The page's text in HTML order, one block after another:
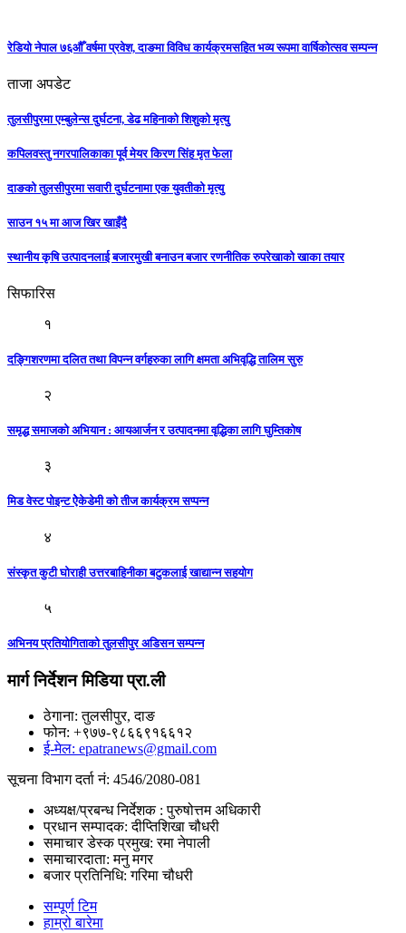
रेडियो नेपाल ७६औँ वर्षमा प्रवेश, दाङमा विविध कार्यक्रमसहित भव्य रूपमा वार्षिकोत्सव सम्पन्न
ताजा अपडेट
तुलसीपुरमा एम्बुलेन्स दुर्घटना, डेढ महिनाको शिशुको मृत्यु
कपिलवस्तु नगरपालिकाका पूर्व मेयर किरण सिंह मृत फेला
दाङको तुलसीपुरमा सवारी दुर्घटनामा एक युवतीको मृत्यु
साउन १५ मा आज खिर खाइँदै
स्थानीय कृषि उत्पादनलाई बजारमुखी बनाउन बजार रणनीतिक रुपरेखाको खाका तयार
सिफारिस
१
दङ्गिशरणमा दलित तथा विपन्न वर्गहरुका लागि क्षमता अभिवृद्धि तालिम सुरु
२
समृद्ध समाजकाे अभियान : आयआर्जन र उत्पादनमा वृद्धिका लागि घुम्तिकाेष
३
मिड वेस्ट पोइन्ट ऐेकेडेमी को तीज कार्यक्रम सप्पन्न
४
संस्कृत कुटी घोराही उत्तरबाहिनीका बटुकलाई खाद्यान्न सहयोग
५
अभिनय प्रतियोगिताको तुलसीपुर अडिसन सम्पन्न
मार्ग निर्देशन मिडिया प्रा.ली
ठेगाना: तुलसीपुर, दाङ
फोन: +९७७-९८६६९१६६१२
ई-मेल: epatranews@gmail.com
सूचना विभाग दर्ता नं: 4546/2080-081
अध्यक्ष/प्रबन्ध निर्देशक : पुरुषोत्तम अधिकारी
प्रधान सम्पादक: दीप्तिशिखा चौधरी
समाचार डेस्क प्रमुख: रमा नेपाली
समाचारदाता: मनु मगर
बजार प्रतिनिधि: गरिमा चौधरी
सम्पूर्ण टिम
हाम्रो बारेमा